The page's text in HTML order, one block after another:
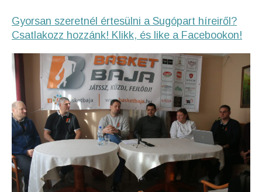
Gyorsan szeretnél értesülni a Sugópart híreiről?
Csatlakozz hozzánk! Klikk, és like a Facebookon!